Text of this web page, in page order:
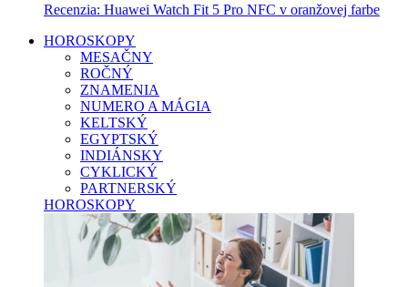
Recenzia: Huawei Watch Fit 5 Pro NFC v oranžovej farbe
HOROSKOPY
MESAČNY
ROČNÝ
ZNAMENIA
NUMERO A MÁGIA
KELTSKÝ
EGYPTSKÝ
INDIÁNSKY
CYKLICKÝ
PARTNERSKÝ
HOROSKOPY